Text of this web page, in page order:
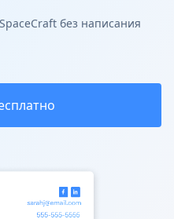
без написания